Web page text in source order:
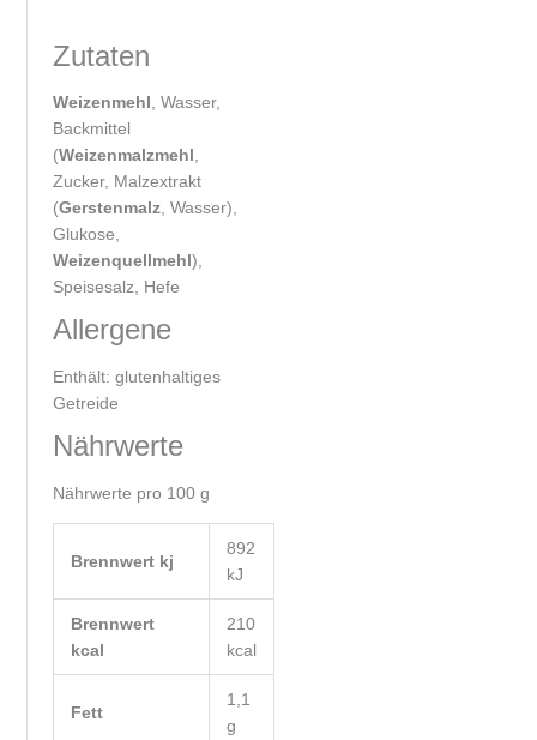
Zutaten
Weizenmehl, Wasser,
Backmittel
(Weizenmalzmehl,
Zucker, Malzextrakt
(Gerstenmalz, Wasser),
Glukose,
Weizenquellmehl),
Speisesalz, Hefe
Allergene
Enthält: glutenhaltiges
Getreide
Nährwerte
Nährwerte pro 100 g
Brennwert kj
892
kJ
Brennwert
kcal
210
kcal
Fett
1,1
g